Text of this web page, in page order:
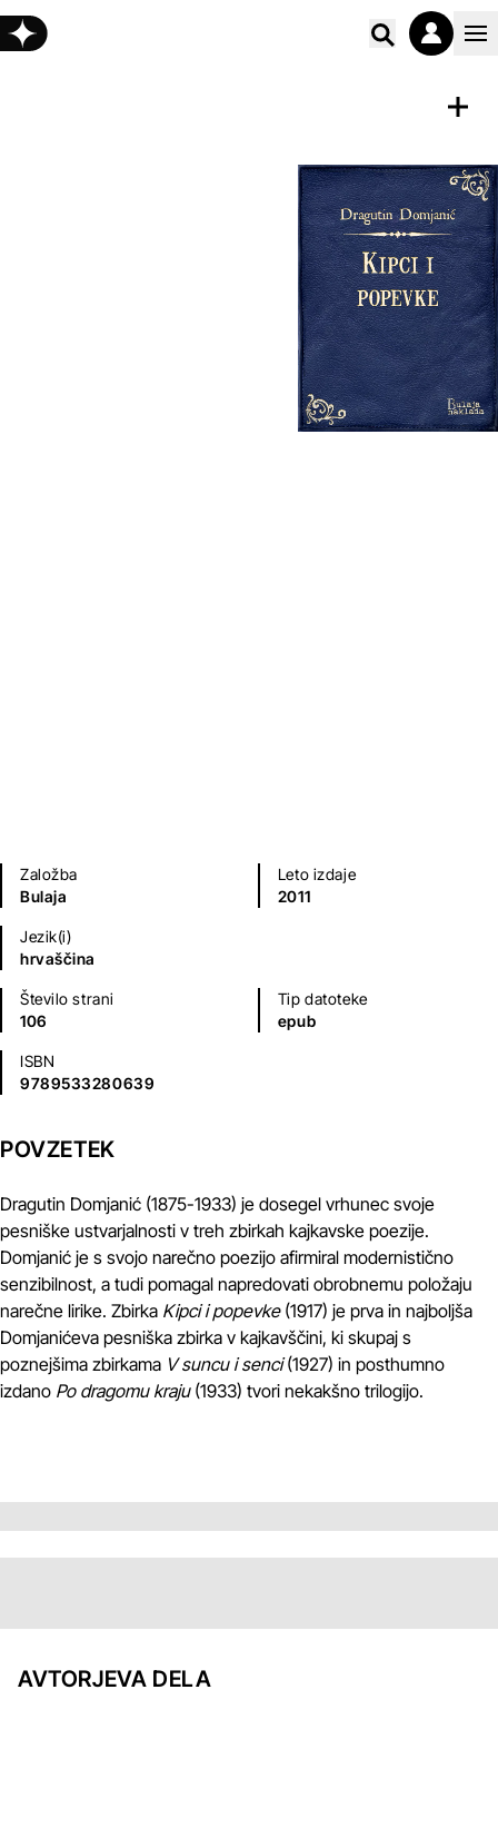
Založba
Bulaja
Leto izdaje
2011
Jezik(i)
hrvaščina
Število strani
106
Tip datoteke
epub
ISBN
9789533280639
POVZETEK
Dragutin Domjanić (1875-1933) je dosegel vrhunec svoje
pesniške ustvarjalnosti v treh zbirkah kajkavske poezije.
Domjanić je s svojo narečno poezijo afirmiral modernistično
senzibilnost, a tudi pomagal napredovati obrobnemu položaju
narečne lirike. Zbirka Kipci i popevke(1917) je prva in najboljša
Domjanićeva pesniška zbirka v kajkavščini, ki skupaj s
poznejšima zbirkama V suncu i senci(1927) in posthumno
izdano Po dragomu kraju (1933) tvori nekakšno trilogijo.
AVTORJEVA DELA